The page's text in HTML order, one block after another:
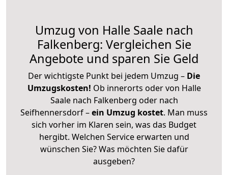
Umzug von Halle Saale nach
Falkenberg: Vergleichen Sie
Angebote und sparen Sie Geld
Der wichtigste Punkt bei jedem Umzug – Die
Umzugskosten! Ob innerorts oder von Halle
Saale nach Falkenberg oder nach
Seifhennersdorf –ein Umzug kostet. Man muss
sich vorher im Klaren sein, was das Budget
hergibt. Welchen Service erwarten und
wünschen Sie? Was möchten Sie dafür
ausgeben?